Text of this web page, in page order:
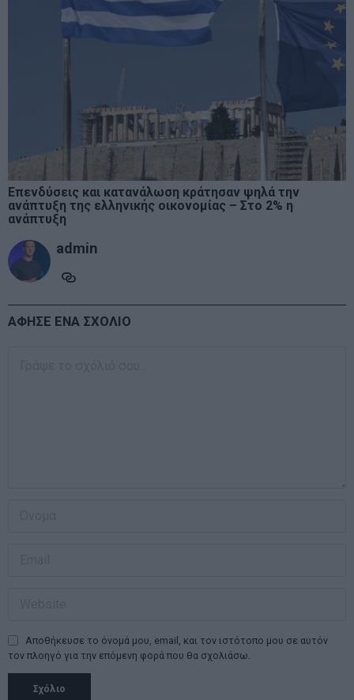
Επενδύσεις και κατανάλωση κράτησαν ψηλά την
ανάπτυξη της ελληνικής οικονομίας – Στο 2% η
ανάπτυξη
admin
ΑΦΗΣΕ ΕΝΑ ΣΧΟΛΙΟ
Αποθήκευσε το όνομά μου, email, και τον ιστότοπο μου σε αυτόν
τον πλοηγό για την επόμενη φορά που θα σχολιάσω.